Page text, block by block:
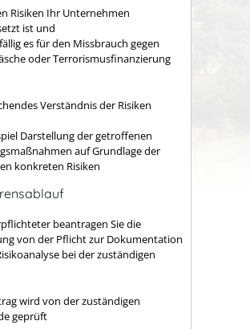
Risiken Ihr Unternehmen
ist und
es für den Missbrauch gegen
oder Terrorismusfinanzierung
Verständnis der Risiken
Darstellung der getroffenen
auf Grundlage der
konkreten Risiken
beantragen Sie die
von der Pflicht zur Dokumentation
bei der zuständigen
wird von der zuständigen
geprüft